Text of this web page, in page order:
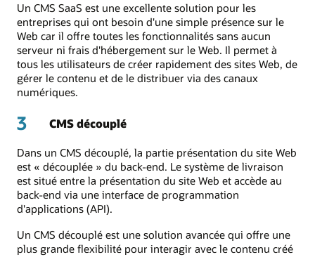
Un CMS SaaS est une excellente solution pour les
entreprises qui ont besoin d'une simple présence sur le
Web car il offre toutes les fonctionnalités sans aucun
serveur ni frais d'hébergement sur le Web. Il permet à
tous les utilisateurs de créer rapidement des sites Web, de
gérer le contenu et de le distribuer via des canaux
numériques.
3 CMS découplé
Dans un CMS découplé, la partie présentation du site Web
est « découplée » du back-end. Le système de livraison
est situé entre la présentation du site Web et accède au
back-end via une interface de programmation
d'applications (API).
Un CMS découplé est une solution avancée qui offre une
plus grande flexibilité pour interagir avec le contenu créé